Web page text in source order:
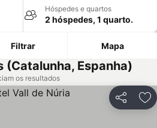
Hóspedes e quartos
2 hóspedes, 1 quarto.
Filtrar Mapa
(Catalunha, Espanha)
os resultados
Partilhar